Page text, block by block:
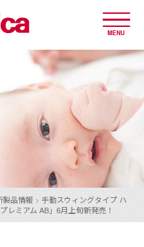
MENU
製品情報 > 手動スウィングタイプ ハ
レミアム AB」 6月上旬新発売！